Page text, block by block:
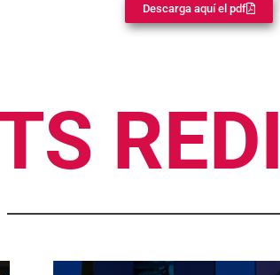
Descarga aquí el pdf